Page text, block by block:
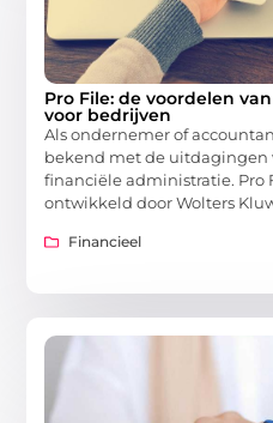
Pro File: de voordelen
voor bedrijven
Als ondernemer of
bekend met de uitdagingen
financiële administratie. Pro
ontwikkeld door Wolters
Financieel